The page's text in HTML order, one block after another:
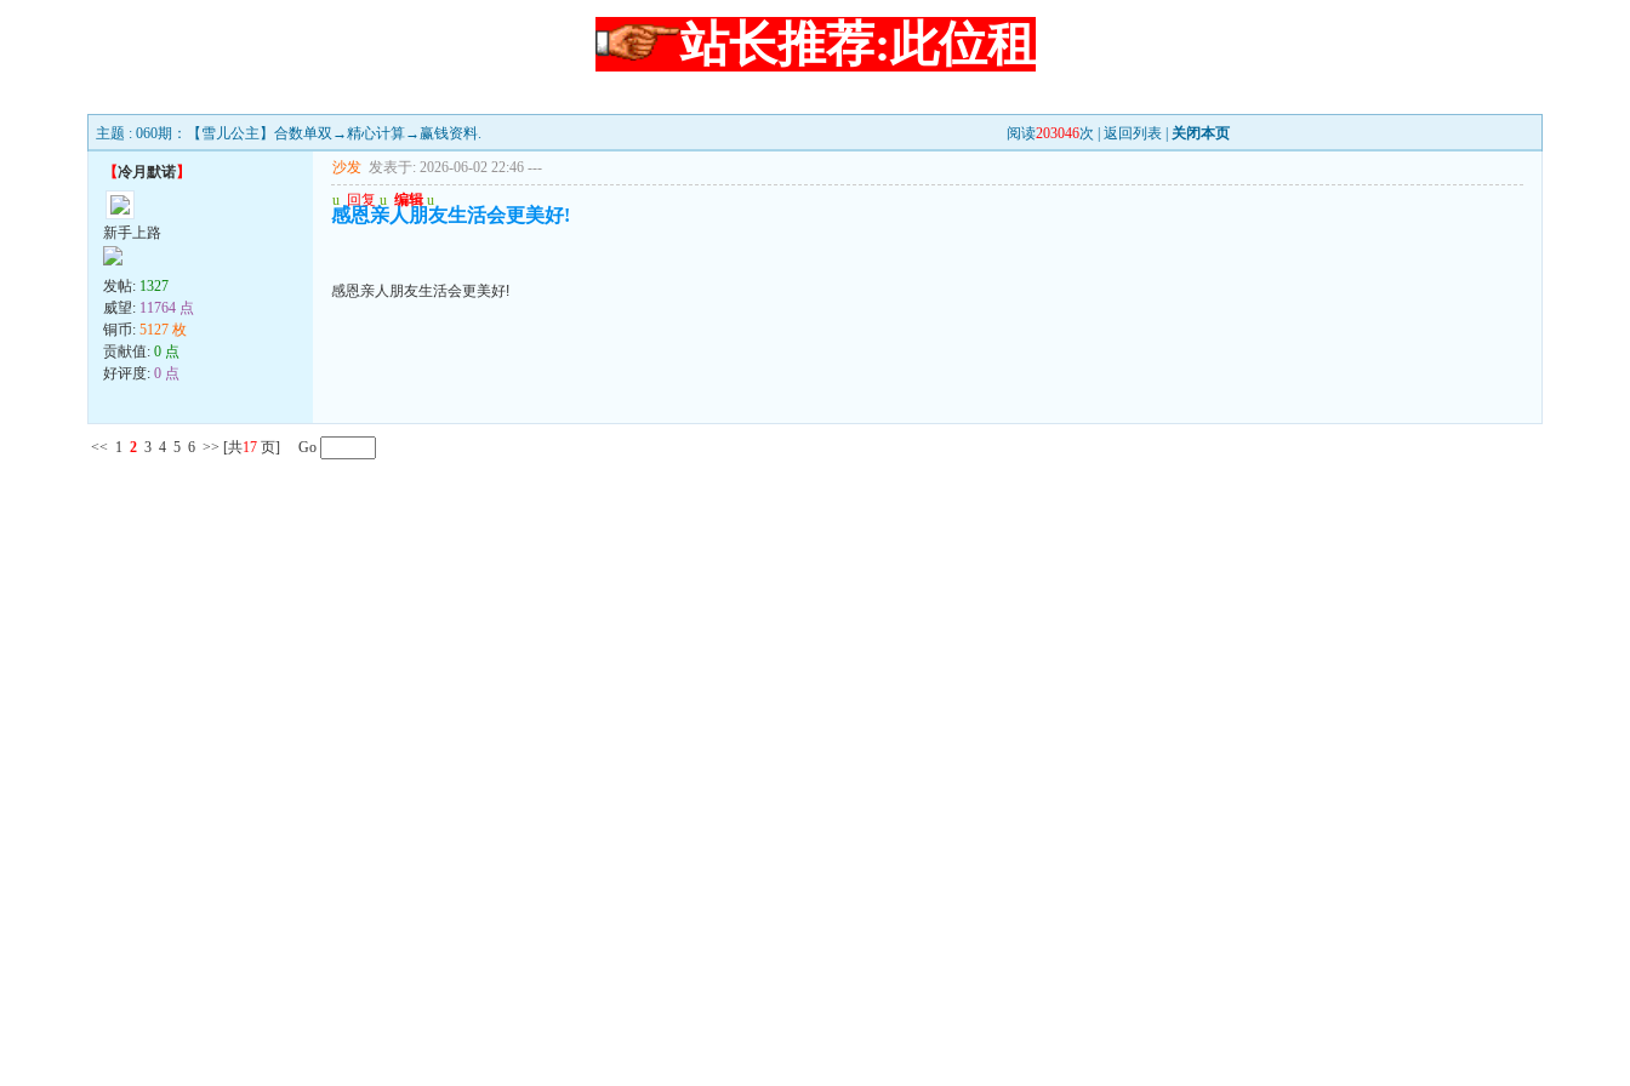
站长推荐:此位租
主题 : 060期：【雪儿公主】合数单双→精心计算→赢钱资料. 阅读203046次 | 返回列表 关闭本页
【冷月默诺】
新手上路
发帖: 1327
威望: 11764 点
铜币: 5127 枚
贡献值: 0 点
好评度: 0 点
沙发 发表于: 2026-06-02 22:46 ---
u 回复 u 编辑 u
感恩亲人朋友生活会更美好!
感恩亲人朋友生活会更美好!
<< 1 2 3 4 5 6 >> [共17 页] Go